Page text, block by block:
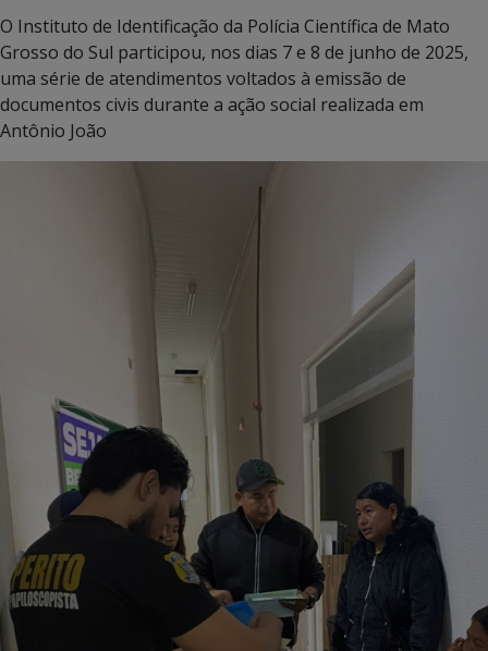
O Instituto de Identificação da Polícia Científica de Mato
Grosso do Sul participou, nos dias 7 e 8 de junho de 2025,
uma série de atendimentos voltados à emissão de
documentos civis durante a ação social realizada em
Antônio João